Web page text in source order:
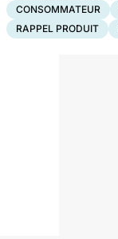
CONSOMMATEUR
RAPPEL PRODUIT